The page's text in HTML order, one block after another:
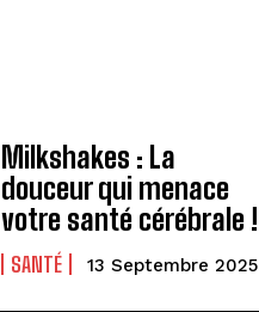
Milkshakes : La
douceur qui menace
votre santé cérébrale !
SANTÉ 13 Septembre 2025